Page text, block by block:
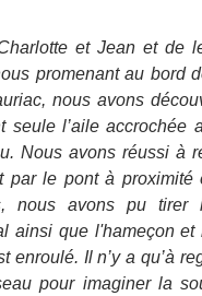
et Jean et de
promenant au bord
nous avons
seule l’aile accrochée
Nous avons réussi à
par le pont à proximité
nous avons pu tirer
ainsi que l'hameçon
enroulé. Il n’y a qu’à
pour imaginer la